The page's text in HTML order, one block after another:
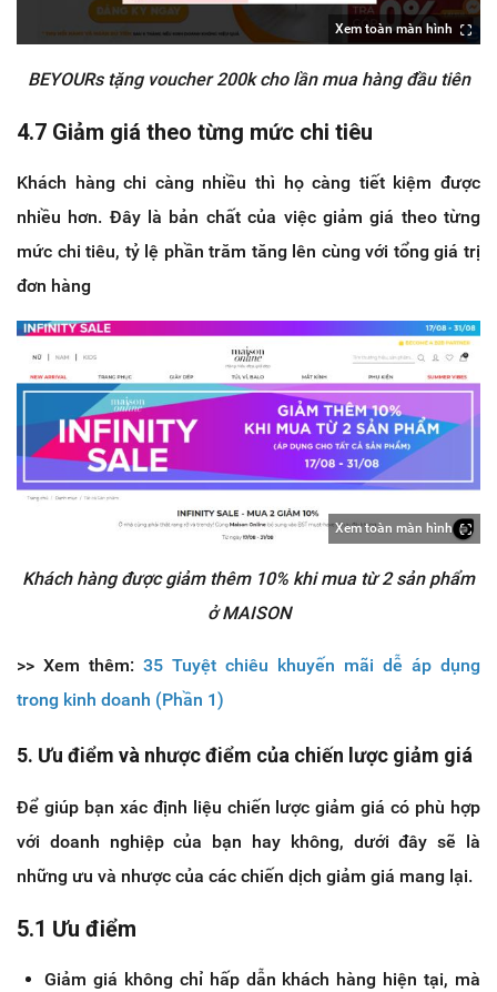
Xem toàn màn hình
BEYOURs tặng voucher 200k cho lần mua hàng đầu tiên
4.7 Giảm giá theo từng mức chi tiêu
Khách hàng chi càng nhiều thì họ càng tiết kiệm được
nhiều hơn. Đây là bản chất của việc giảm giá theo từng
mức chi tiêu, tỷ lệ phần trăm tăng lên cùng với tổng giá trị
đơn hàng
Xem toàn màn hình
Khách hàng được giảm thêm 10% khi mua từ 2 sản phẩm
ở MAISON
>> Xem thêm: 35 Tuyệt chiêu khuyến mãi dễ áp dụng
trong kinh doanh (Phần 1)
5. Ưu điểm và nhược điểm của chiến lược giảm giá
Để giúp bạn xác định liệu chiến lược giảm giá có phù hợp
với doanh nghiệp của bạn hay không, dưới đây sẽ là
những ưu và nhược của các chiến dịch giảm giá mang lại.
5.1 Ưu điểm
Giảm giá không chỉ hấp dẫn khách hàng hiện tại, mà